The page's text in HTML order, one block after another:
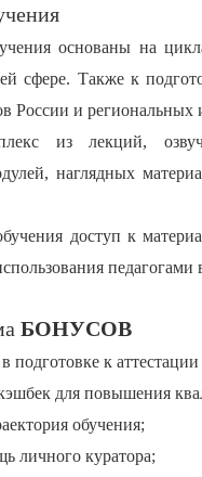
основаны на
сфере. Также к
России и региональных
из лекций,
наглядных
доступ к
педагогами
БОНУСОВ
подготовке к
для повышения
обучения;
личного куратора;